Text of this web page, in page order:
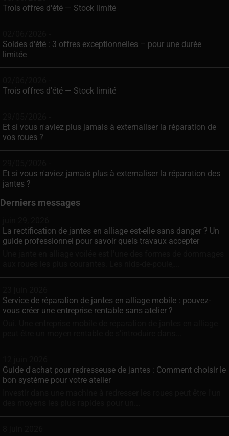
Trois offres d'été — Stock limité
Soldes d'été : 3 offres exceptionnelles – pour une durée
limitée
Trois offres d'été — Stock limité
Et si vous n'aviez plus jamais à externaliser la réparation de
vos roues ?
Et si vous n'aviez jamais plus à externaliser la réparation des
jantes ?
Derniers messages
La rectification de jantes en alliage est-elle sans danger ? Un
guide professionnel pour savoir quels travaux accepter
Service de réparation de jantes en alliage mobile : pouvez-
vous créer une entreprise rentable sans atelier ?
Guide d'achat pour redresseuse de jantes : Comment choisir le
bon système pour votre atelier